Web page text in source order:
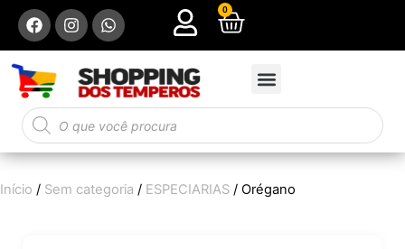
0
Início / Sem categoria / ESPECIARIAS / Orégano